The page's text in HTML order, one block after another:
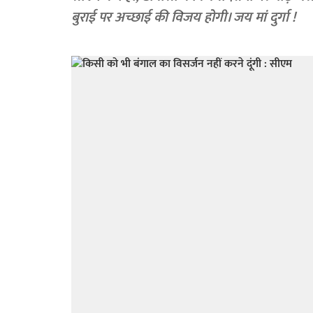
बुराई पर अच्छाई की विजय होगी। जय मां दुर्गा !